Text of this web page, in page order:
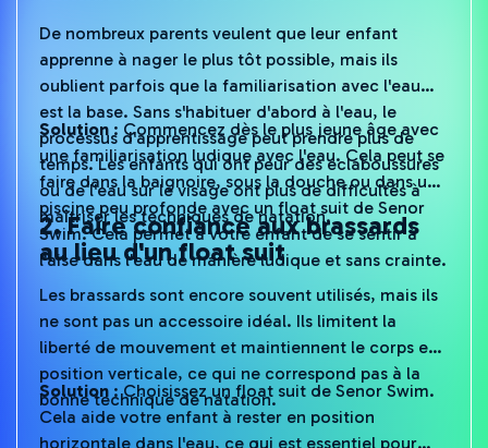
De nombreux parents veulent que leur enfant
apprenne à nager le plus tôt possible, mais ils
oublient parfois que la familiarisation avec l'eau
est la base. Sans s'habituer d'abord à l'eau, le
processus d'apprentissage peut prendre plus de
temps. Les enfants qui ont peur des éclaboussures
ou de l'eau sur le visage ont plus de difficultés à
maîtriser les techniques de natation.
Solution: Commencez dès le plus jeune âge avec
une familiarisation ludique avec l'eau. Cela peut se
faire dans la baignoire, sous la douche ou dans une
piscine peu profonde avec un float suit de Senor
Swim. Cela permet à votre enfant de se sentir à
l'aise dans l'eau de manière ludique et sans crainte.
2. Faire confiance aux brassards
au lieu d'un float suit
Les brassards sont encore souvent utilisés, mais ils
ne sont pas un accessoire idéal. Ils limitent la
liberté de mouvement et maintiennent le corps en
position verticale, ce qui ne correspond pas à la
bonne technique de natation.
Solution: Choisissez un float suit de Senor Swim.
Cela aide votre enfant à rester en position
horizontale dans l'eau, ce qui est essentiel pour